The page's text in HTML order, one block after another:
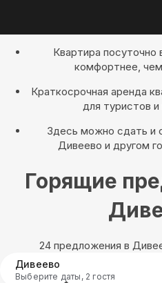
Квартира
комфортнее,
Краткосрочная аренда
для туристов
Здесь можно сдать и
Дивеево и другом
Горящие
24 предложения в
Дивеево
Выберите даты, 2 гостя